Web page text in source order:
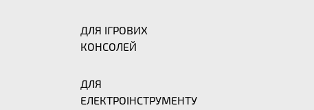
ДЛЯ ІГРОВИХ
КОНСОЛЕЙ
ДЛЯ
ЕЛЕКТРОІНСТРУМЕНТУ